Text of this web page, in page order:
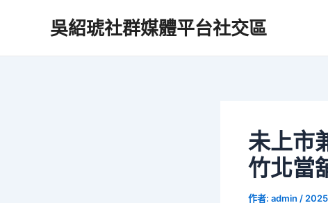
吳紹琥社群媒體平台社交區
未上市
竹北當
作者: admin /